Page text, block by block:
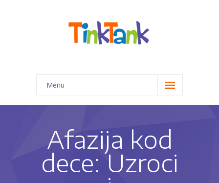
Menu
Početna
-- Priprema predškolaca za 1. razred
-- Kreativno-edukativne radionice
Afazija kod
dece: Uzroci